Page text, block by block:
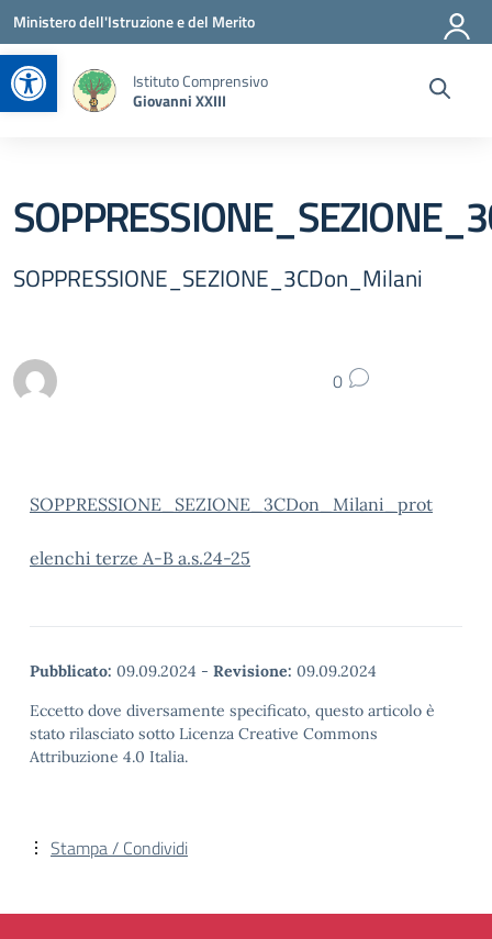
Apri la barra degli strumenti
Vai ai contenuti
Vai al menu di navigazione
Vai al footer
Ministero dell'Istruzione e del Merito
Istituto Comprensivo
Giovanni XXIII
SOPPRESSIONE_SEZIONE_3CDon_Milani
0
SOPPRESSIONE_SEZIONE_3CDon_Milani_prot
elenchi terze A-B a.s.24-25
Pubblicato: 09.09.2024 - Revisione: 09.09.2024
Eccetto dove diversamente specificato, questo articolo è
stato rilasciato sotto Licenza Creative Commons
Attribuzione 4.0 Italia.
Stampa / Condividi